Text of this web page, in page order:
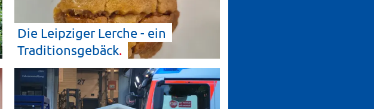
Die Leipziger Lerche - ein
Traditionsgebäck